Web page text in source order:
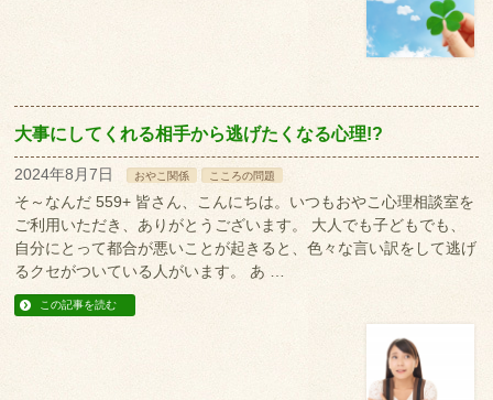
大事にしてくれる相手から逃げたくなる心理!?
2024年8月7日 おやこ関係 こころの問題
そ～なんだ 559+ 皆さん、こんにちは。いつもおやこ心理相談室を
ご利用いただき、ありがとうございます。 大人でも子どもでも、
自分にとって都合が悪いことが起きると、色々な言い訳をして逃げ
るクセがついている人がいます。 あ …
この記事を読む